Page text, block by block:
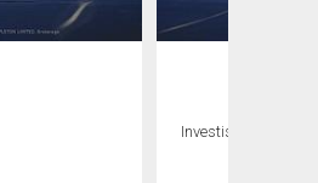
Investissement